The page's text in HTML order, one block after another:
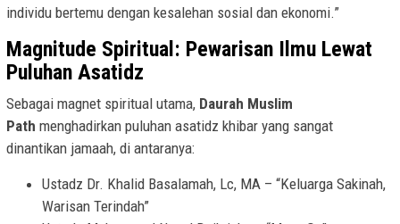
individu bertemu dengan kesalehan sosial dan ekonomi.”
Magnitude Spiritual: Pewarisan Ilmu Lewat
Puluhan Asatidz
Sebagai magnet spiritual utama, Daurah Muslim
Path menghadirkan puluhan asatidz khibar yang sangat
dinantikan jamaah, di antaranya:
Ustadz Dr. Khalid Basalamah, Lc, MA – “Keluarga Sakinah,
Warisan Terindah”